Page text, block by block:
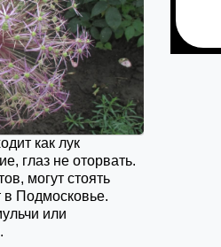
как лук
глаз не оторвать.
могут стоять
в Подмосковье.
или